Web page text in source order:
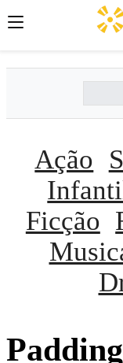
Ação
Ficção